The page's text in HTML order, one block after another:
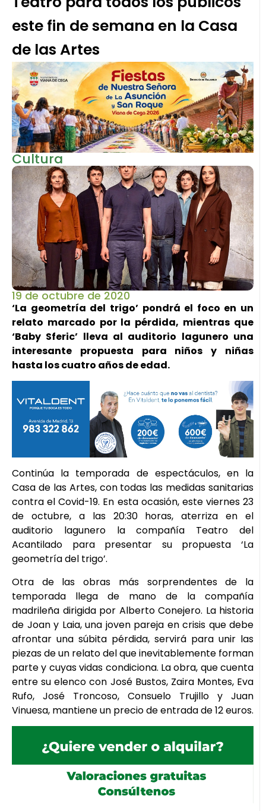
este fin de semana en la Casa
de las Artes
Cultura
19 de octubre de 2020
‘La geometría del trigo’ pondrá el foco en un
relato marcado por la pérdida, mientras que
‘Baby Sferic’ lleva al auditorio lagunero una
interesante propuesta para niños y niñas
hasta los cuatro años de edad.
Continúa la temporada de espectáculos, en la
Casa de las Artes, con todas las medidas sanitarias
contra el Covid-19. En esta ocasión, este viernes 23
de octubre, a las 20:30 horas, aterriza en el
auditorio lagunero la compañía Teatro del
Acantilado para presentar su propuesta ‘La
geometría del trigo’.
Otra de las obras más sorprendentes de la
temporada llega de mano de la compañía
madrileña dirigida por Alberto Conejero. La historia
de Joan y Laia, una joven pareja en crisis que debe
afrontar una súbita pérdida, servirá para unir las
piezas de un relato del que inevitablemente forman
parte y cuyas vidas condiciona. La obra, que cuenta
entre su elenco con José Bustos, Zaira Montes, Eva
Rufo, José Troncoso, Consuelo Trujillo y Juan
Vinuesa, mantiene un precio de entrada de 12 euros.